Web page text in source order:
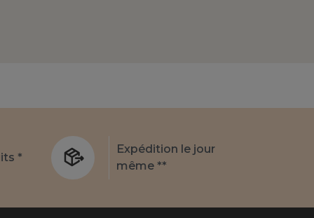
*
Expédition le jour
même **